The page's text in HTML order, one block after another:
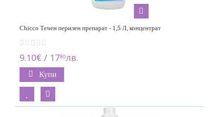
Chicco Течен перилен препарат - 1,5 Л, концентрат
9.10€ / 1780лв.
Купи